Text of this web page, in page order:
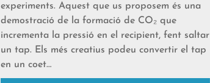
experiments. Aquest que us proposem és una
demostració de la formació de CO₂ que
incrementa la pressió en el recipient, fent saltar
un tap. Els més creatius podeu convertir el tap
en un coet…